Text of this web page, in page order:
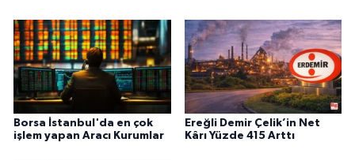
Borsa İstanbul'da en çok
işlem yapan Aracı Kurumlar
Ereğli Demir Çelik’in Net
Kârı Yüzde 415 Arttı